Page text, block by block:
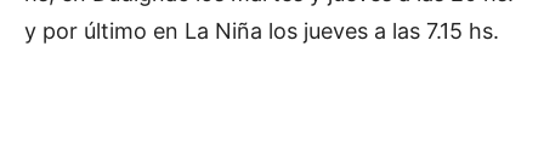
y por último en La Niña los jueves a las 7.15 hs.